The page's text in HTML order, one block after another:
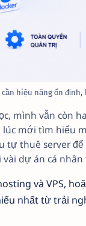
hiệu năng ổn
mình vẫn còn
mới tìm hiểu
tự thuê server để
vài dự án cá
và VPS,
nhất từ trải